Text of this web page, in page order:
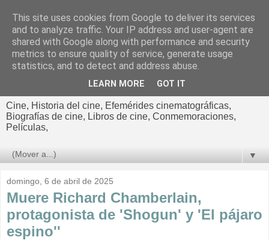
El cultural
cinematográfico de Jorge
Cine, Historia del cine, Efemérides cinematográficas,
Biografías de cine, Libros de cine, Conmemoraciones,
Películas,
▼
domingo, 6 de abril de 2025
Muere Richard Chamberlain,
protagonista de 'Shogun' y 'El pájaro
espino''
This site uses cookies from Google to deliver its services
and to analyze traffic. Your IP address and user-agent are
shared with Google along with performance and security
metrics to ensure quality of service, generate usage
statistics, and to detect and address abuse.
LEARN MORE GOT IT